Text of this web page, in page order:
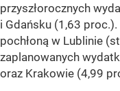
przyszłorocznych
i Gdańsku (1,63
pochłoną w Lublinie
zaplanowanych
oraz Krakowie (4,99